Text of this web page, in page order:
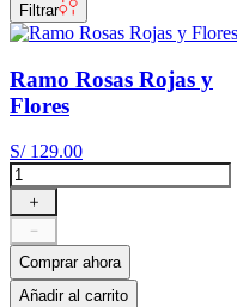
Filtrar
Ramo Rosas Rojas y
Flores
S/ 129.00
＋
－
Comprar ahora
Añadir al carrito